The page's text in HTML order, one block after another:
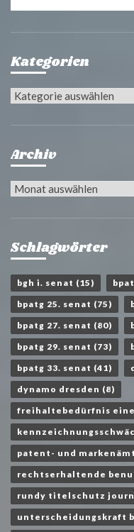
Kategorien
Kategorien
Archiv
Archiv
Schlagwörter
bgh i. senat (15)
bpatg 25. senat (75)
bpatg 27. senat (80)
bpatg 29. senat (73)
bpatg 33. senat (41)
dynamo dresden (8)
freihaltebedürfnis
patent- und
rechtserhaltende
rundy titelschutz
unterscheidungskraft